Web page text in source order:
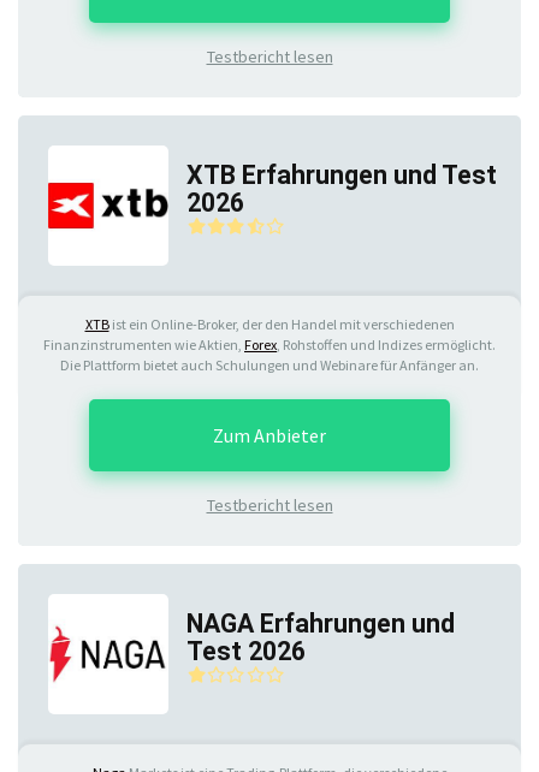
Testbericht lesen
XTB Erfahrungen und Test
2026
XTBist ein Online-Broker, der den Handel mit verschiedenen
Finanzinstrumenten wie Aktien, Forex , Rohstoffen und Indizes ermöglicht.
Die Plattform bietet auch Schulungen und Webinare für Anfänger an.
Testbericht lesen
Zum Anbieter
NAGA Erfahrungen und
Test 2026